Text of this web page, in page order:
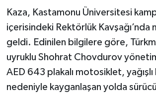
Kaza, Kastamonu Üniversitesi
içerisindeki Rektörlük Kavşağı’nda
geldi. Edinilen bilgilere göre,
uyruklu Shohrat Chovdurov
AED 643 plakalı motosiklet, yağışlı
nedeniyle kayganlaşan yolda